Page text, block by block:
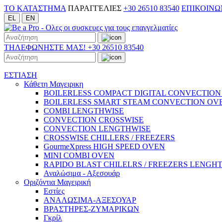
TO ΚΑΤΑΣΤΗΜΑ ΠΑΡΑΓΓΕΛΙΕΣ +30 26510 83540
EL EN
ΤΗΛΕΦΩΝΗΣΤΕ ΜΑΣ! +30 26510 83540
ΕΣΤΙΑΣΗ
Κάθετη Μαγειρικη
BOILERLESS COMPACT DIGITAL
BOILERLESS SMART STEAM CONVECTION
COMBI LENGTHWISE
CONVECTION CROSSWISE
CONVECTION LENGTHWISE
CROSSWISE CHILLERS / FREEZERS
GourmeXpress HIGH SPEED OVEN
MINI COMBI OVEN
RAPIDO BLAST CHILELRS / FREEZERS
Αναλώσιμα - Αξεσουάρ
Οριζόντια Μαγειρική
Εστίες
ΑΝΑΛΩΣΙΜΑ-ΑΞΕΣΟΥΑΡ
ΒΡΑΣΤΗΡΕΣ-ΖΥΜΑΡΙΚΩΝ
Γκρίλ